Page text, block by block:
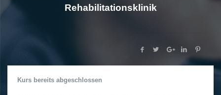
Rehabilitationsklinik
Kurs bereits abgeschlossen